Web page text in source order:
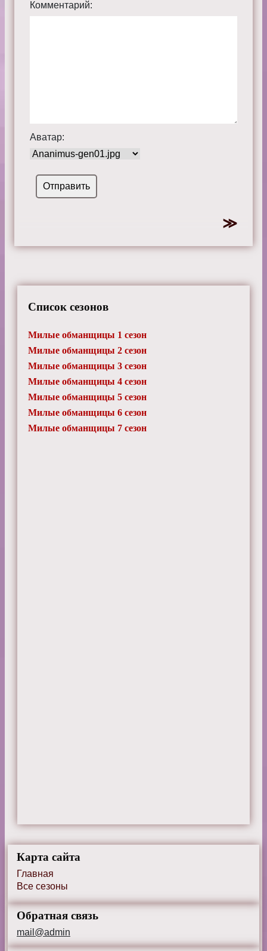
Комментарий:
Аватар:
Список сезонов
Милые обманщицы 1 сезон
Милые обманщицы 2 сезон
Милые обманщицы 3 сезон
Милые обманщицы 4 сезон
Милые обманщицы 5 сезон
Милые обманщицы 6 сезон
Милые обманщицы 7 сезон
Карта сайта
Главная
Все сезоны
Обратная связь
mail@admin